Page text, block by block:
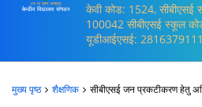
केवी कोड: 1524, सीबीएसई
100042 सीबीएसई स्कूल
यूडीआईएसई:
मुख्य पृष्ठ शैक्षणिक सीबीएसई जन प्रकटीकरण हेतु